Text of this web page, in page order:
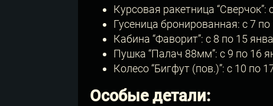
Курсовая ракетница
Гусеница бронированная: с 7
Кабина “Фаворит”: с 8 по 15
Пушка “Палач 88мм”: с 9 по 16
Колесо “Бигфут (пов.)”: с 10 по
Особые детали: